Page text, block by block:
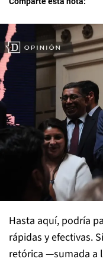
Hasta aquí, podría
rápidas y efectivas.
retórica —sumada a